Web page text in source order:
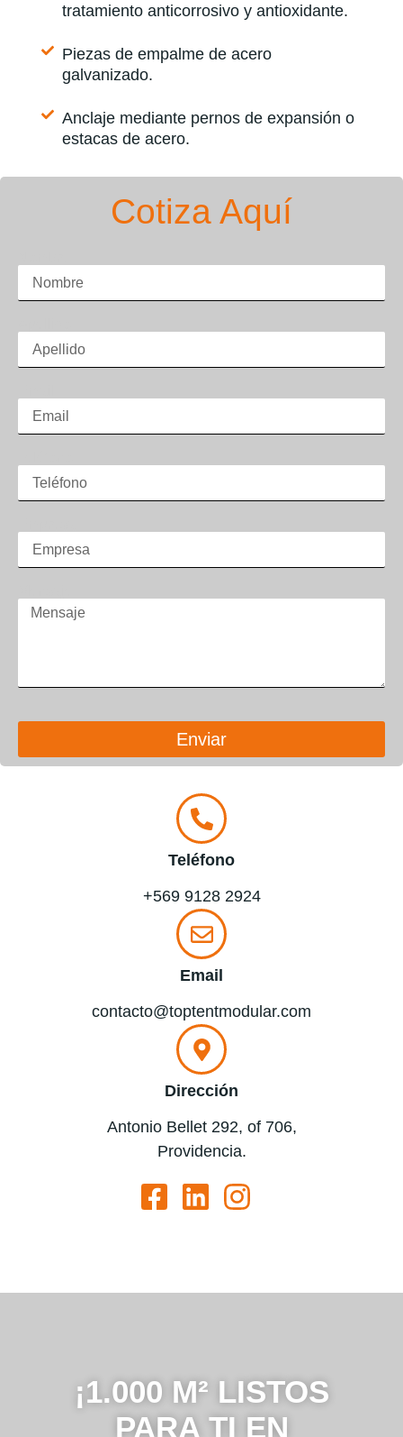
tratamiento anticorrosivo y antioxidante.
Piezas de empalme de acero
galvanizado.
Anclaje mediante pernos de expansión o
estacas de acero.
Cotiza Aquí
Enviar
Teléfono
+569 9128 2924
Email
contacto@toptentmodular.com
Dirección
Antonio Bellet 292, of 706,
Providencia.
¡1.000 M² LISTOS
PARA TI EN